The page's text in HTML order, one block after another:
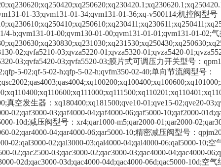
01-33;qvm131-01-34;qvm131-01-36;xq-v500114;机控阀型号
4-b;qvm131-01-00;qvm130-01-00;qvm131-01-01;qvm131-01-02;
02;qvfa5210-03;qvza5220-01;qvza5320-01;qvza5420-
03;qvfa5420-03;qvfa5520-03;膜片式可调压力开关型号：
5-02;qf-5-02-h;qfp-5-02-h;qvfm350-02-40;单向节流阀型号：
真空发生器：xq180400;xq181500;qve10-01;qve15-02;qve20-
02;qaf3000-03;qaf4000-04;qaf4000-06;qaf5000-10;qaf2000-
10d;减压阀型号：xr4;qar1000-m5;qar2000-01;qar2000-
02;qar4000-04;qar4000-06;qar5000-10;精密减压阀型号：
02;qal3000-02;qal3000-03;qal4000-04;qal4000-06;qal5000-10;
02;qac2500-03;qac3000-02;qac3000-03;qac4000-04;qac4000-
02d;qac3000-03d;qac4000-04d;qac4000-06d;qac5000-10d;空